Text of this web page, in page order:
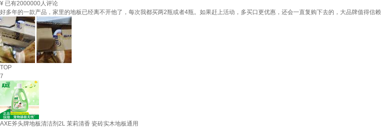
¥ 已有2000000人评论
好多年的一款产品，家里的地板已经离不开他了，每次我都买两2瓶或者4瓶。如果赶上活动，多买口更优惠，还会一直复购下去的，大品牌值得信赖
TOP
7
AXE斧头牌地板清洁剂2L 茉莉清香 瓷砖实木地板通用